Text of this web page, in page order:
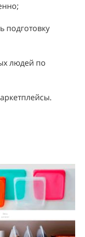
подготовку
людей по